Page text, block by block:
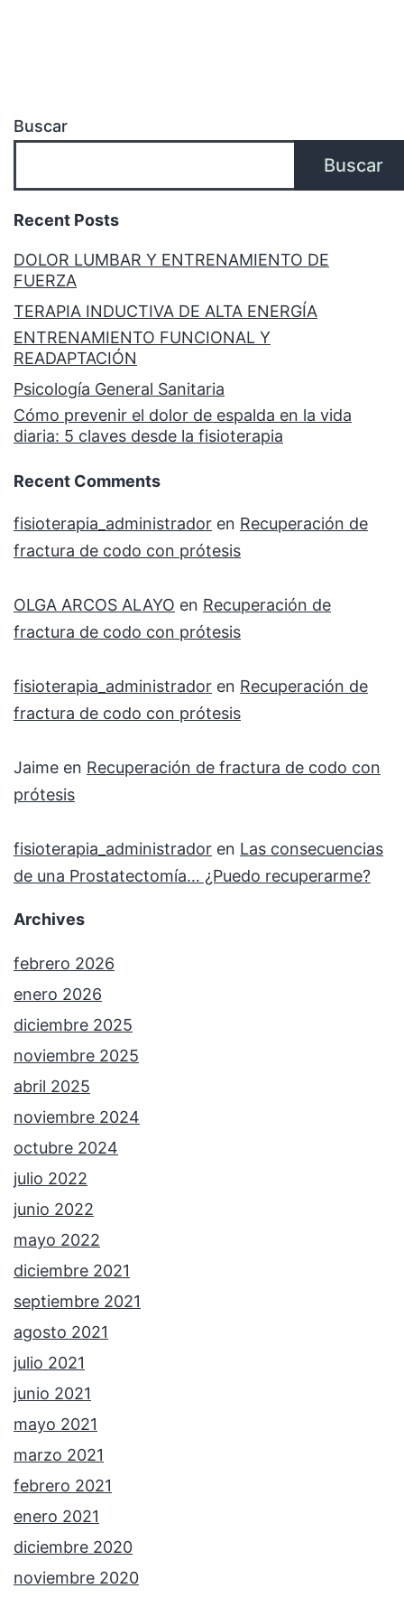
Buscar
Buscar
Recent Posts
DOLOR LUMBAR Y ENTRENAMIENTO DE
FUERZA
TERAPIA INDUCTIVA DE ALTA ENERGÍA
ENTRENAMIENTO FUNCIONAL Y
READAPTACIÓN
Psicología General Sanitaria
Cómo prevenir el dolor de espalda en la vida
diaria: 5 claves desde la fisioterapia
Recent Comments
fisioterapia_administrador en Recuperación de
fractura de codo con prótesis
OLGA ARCOS ALAYO en Recuperación de
fractura de codo con prótesis
fisioterapia_administrador en Recuperación de
fractura de codo con prótesis
Jaime en Recuperación de fractura de codo con
prótesis
fisioterapia_administrador en Las consecuencias
de una Prostatectomía… ¿Puedo recuperarme?
Archives
febrero 2026
enero 2026
diciembre 2025
noviembre 2025
abril 2025
noviembre 2024
octubre 2024
julio 2022
junio 2022
mayo 2022
diciembre 2021
septiembre 2021
agosto 2021
julio 2021
junio 2021
mayo 2021
marzo 2021
febrero 2021
enero 2021
diciembre 2020
noviembre 2020